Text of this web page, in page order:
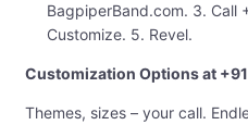
BagpiperBand.com. 3. Call
Customize. 5. Revel.
Customization Options at
Themes, sizes – your call.